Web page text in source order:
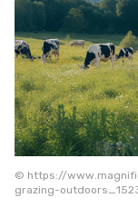
© https://
grazing-